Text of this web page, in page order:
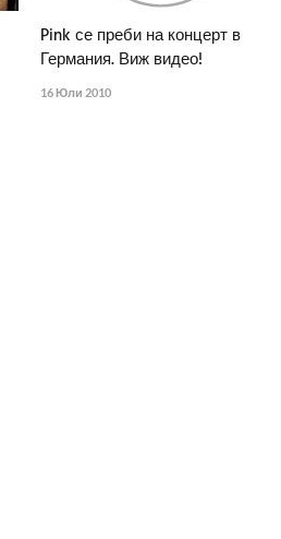
Pink се преби на концерт в
Германия. Виж видео!
16 Юли 2010